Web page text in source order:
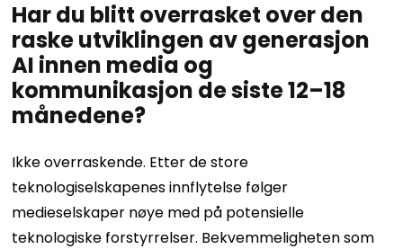
Har du blitt overrasket over den
raske utviklingen av generasjon
AI innen media og
kommunikasjon de siste 12–18
månedene?
Ikke overraskende. Etter de store
teknologiselskapenes innflytelse følger
medieselskaper nøye med på potensielle
teknologiske forstyrrelser. Bekvemmeligheten som